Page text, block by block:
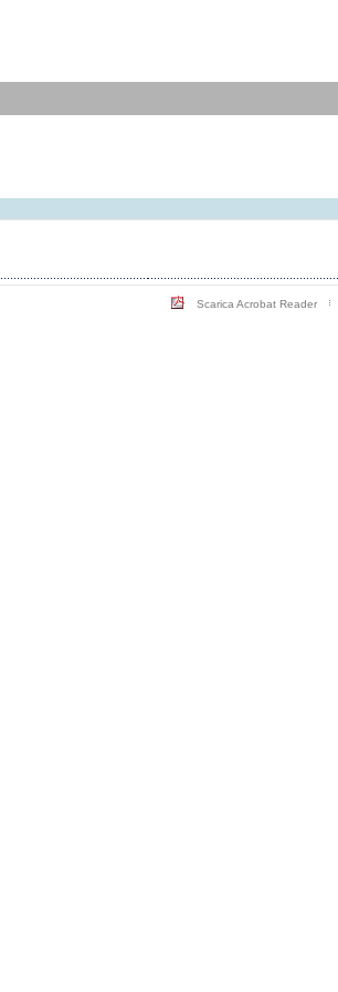
Scarica Acrobat Reader